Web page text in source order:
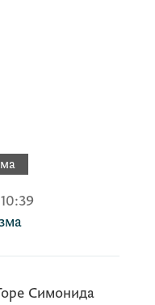
10:39
Симонида